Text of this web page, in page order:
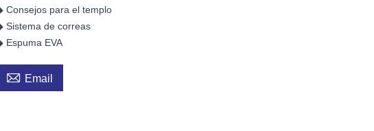
Consejos para el templo
Sistema de correas
Espuma EVA
 Email